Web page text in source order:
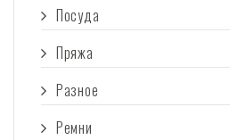
Посуда
Пряжа
Разное
Ремни